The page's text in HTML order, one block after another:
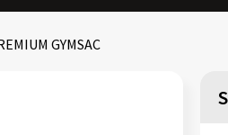
GYMSAC